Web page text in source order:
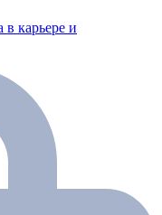
карьере и